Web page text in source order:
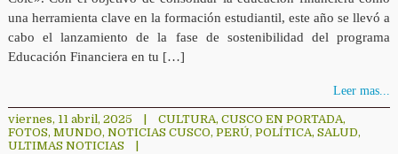
una herramienta clave en la formación estudiantil, este año se llevó a
cabo el lanzamiento de la fase de sostenibilidad del programa
Educación Financiera en tu […]
Leer mas...
viernes, 11 abril, 2025 CULTURA, CUSCO EN PORTADA,
FOTOS, MUNDO, NOTICIAS CUSCO, PERÚ, POLÍTICA, SALUD,
ULTIMAS NOTICIAS